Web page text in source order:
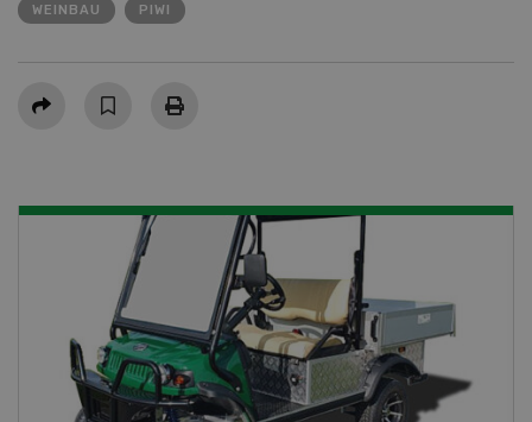
WEINBAU PIWI
Teilen